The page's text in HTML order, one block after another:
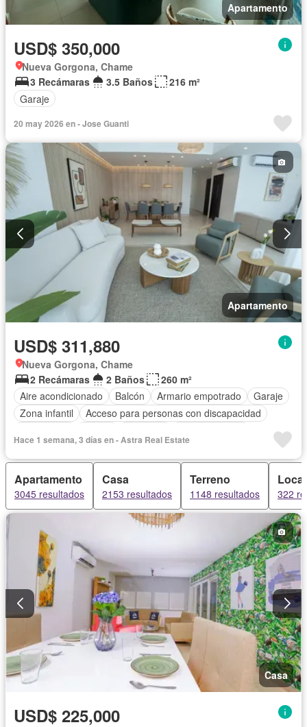
Apartamento
USD$ 350,000
Nueva Gorgona, Chame
3 Recámaras
3.5 Baños
216 m²
Garaje
20 may 2026 en - Jose Guanti
Apartamento
USD$ 311,880
Nueva Gorgona, Chame
2 Recámaras
2 Baños
260 m²
Aire acondicionado
Balcón Armario empotrado
Garaje
Zona infantil
Acceso para personas con discapacidad
Ascensor
Gas natural Vista panorámica
Seguridad
Piscina Agua
Hace 1 semana, 3 días en - Astra Real Estate
Apartamento
3045 resultados
Casa
2153 resultados
Terreno
1148 resultados 322
Casa
USD$ 225,000